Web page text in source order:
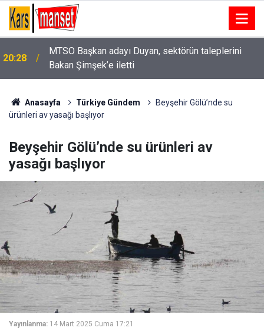
20:27 Bakan Yumaklı Kars’ta Süt Ürünleri Tesisini İnceledi
Anasayfa Türkiye Gündem
Beyşehir Gölü’nde su
ürünleri av yasağı başlıyor
Beyşehir Gölü’nde su ürünleri av
yasağı başlıyor
Yayınlanma: 14 Mart 2025 Cuma 17:21